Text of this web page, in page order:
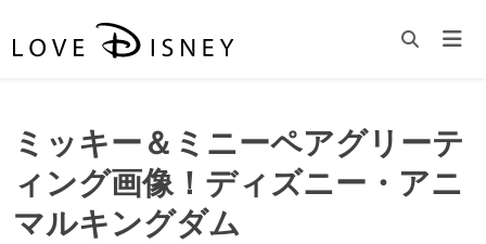
ミッキー＆ミニーペアグリーテ
ィング画像！ディズニー・アニ
マルキングダム